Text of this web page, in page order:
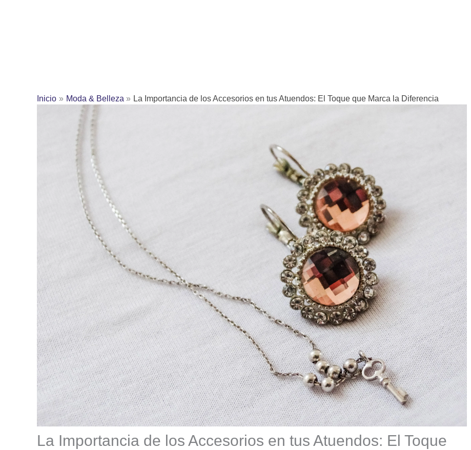
Inicio Moda & Belleza La Importancia de los Accesorios en tus Atuendos: El Toque que Marca la Diferencia
La Importancia de los Accesorios en tus Atuendos: El Toque